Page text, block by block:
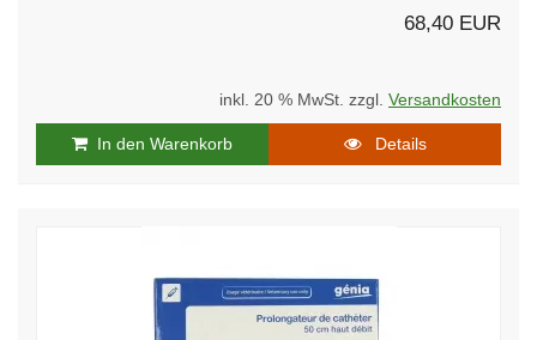
68,40 EUR
inkl. 20 % MwSt. zzgl. Versandkosten
In den Warenkorb Details